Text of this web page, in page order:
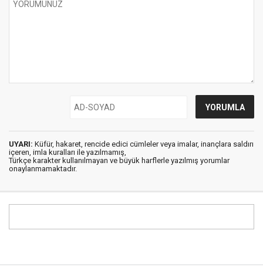
UYARI: Küfür, hakaret, rencide edici cümleler veya imalar, inançlara saldırı
içeren, imla kuralları ile yazılmamış,
Türkçe karakter kullanılmayan ve büyük harflerle yazılmış yorumlar
onaylanmamaktadır.